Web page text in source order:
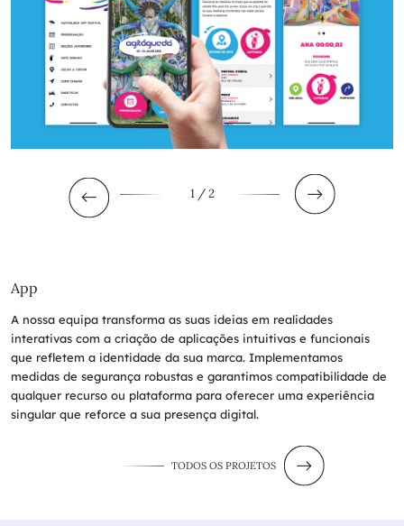
1/ 2
App
A nossa equipa transforma as suas ideias em realidades
interativas com a criação de aplicações intuitivas e funcionais
que refletem a identidade da sua marca. Implementamos
medidas de segurança robustas e garantimos compatibilidade de
qualquer recurso ou plataforma para oferecer uma experiência
singular que reforce a sua presença digital.
TODOS OS PROJETOS